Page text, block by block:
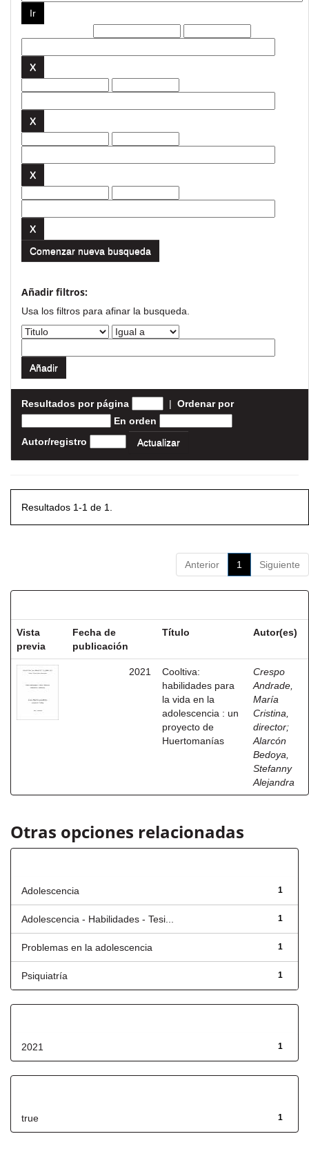
Comenzar nueva busqueda
Añadir filtros:
Usa los filtros para afinar la busqueda.
Resultados por página | Ordenar por
En orden
Autor/registro
Resultados 1-1 de 1.
Anterior 1 Siguiente
Vista
previa
Fecha de
publicación
Título Autor(es)
2021
Cooltiva:
habilidades para
la vida en la
adolescencia : un
proyecto de
Huertomanías
Crespo
Andrade,
María
Cristina,
director;
Alarcón
Bedoya,
Stefanny
Alejandra
Otras opciones relacionadas
1
Adolescencia
1
Adolescencia - Habilidades - Tesi...
1
Problemas en la adolescencia
1
Psiquiatría
1
2021
1
true